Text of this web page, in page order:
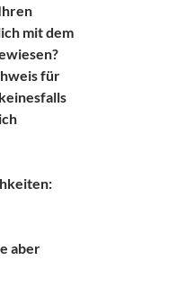
mit dem
für
aber